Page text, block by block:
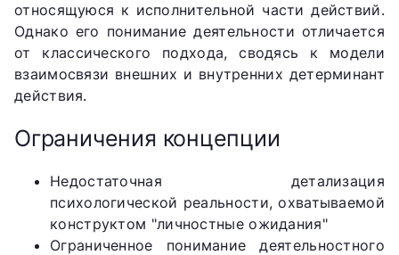
относящуюся к исполнительной части действий.
Однако его понимание деятельности отличается
от классического подхода, сводясь к модели
взаимосвязи внешних и внутренних детерминант
действия.
Ограничения концепции
Недостаточная детализация
психологической реальности, охватываемой
конструктом "личностные ожидания"
Ограниченное понимание деятельностного